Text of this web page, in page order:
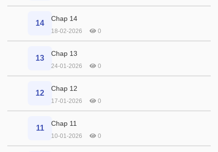
14
Chap 14
18-02-2026 0
13
Chap 13
24-01-2026 0
12
Chap 12
17-01-2026 0
11
Chap 11
10-01-2026 0